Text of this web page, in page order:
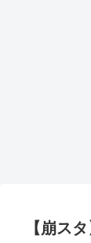
【崩ス